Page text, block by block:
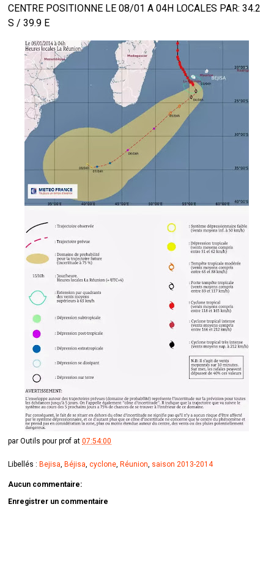
CENTRE POSITIONNE LE 08/01 A 04H LOCALES PAR: 34.2
S / 39.9 E
parOutils pour prof at07:54:00
Libellés : Bejisa, Béjisa,cyclone, Réunion, saison 2013-2014
Aucun commentaire:
Enregistrer un commentaire